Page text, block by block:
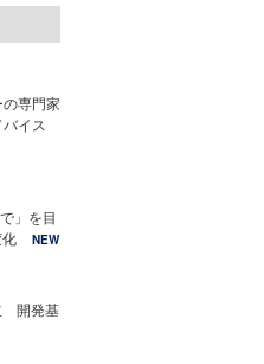
専門家
イス
」を目
NEW
開発基